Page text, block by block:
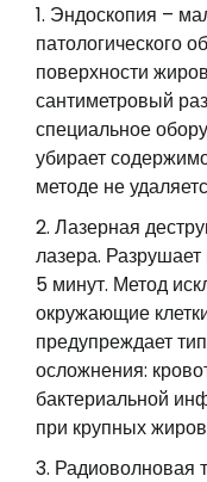
Эндоскопия –
патологического
поверхности
сантиметровый
специальное
убирает
методе не
Лазерная
лазера.
5 минут. Метод
окружающие
предупреждает
осложнения:
бактериальной
при крупных
Радиоволновая